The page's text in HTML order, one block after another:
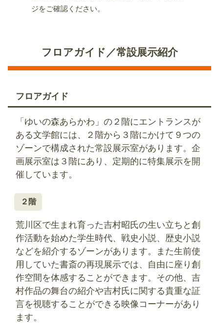
ジをご確認ください。
フロアガイド／常設展示紹介
フロアガイド
「ゆいの森あらかわ」の２階にエントランスが
ある文学館には、２階から３階にかけて９つの
ゾーンで構成された常設展示室があります。企
画展示室は３階にあり、定期的に特集展示を開
催しています。
２階
荒川区で生まれ育った吉村昭氏の生い立ちと創
作活動を始めた学生時代、戦史小説、歴史小説
などを紹介するゾーンがあります。また生前使
用していた書斎の再現展示では、自由に座り創
作空間を体感することができます。その他、吉
村作品の舞台の紹介や吉村氏に関する貴重な証
言を視聴することができる映像コーナーがあり
ます。